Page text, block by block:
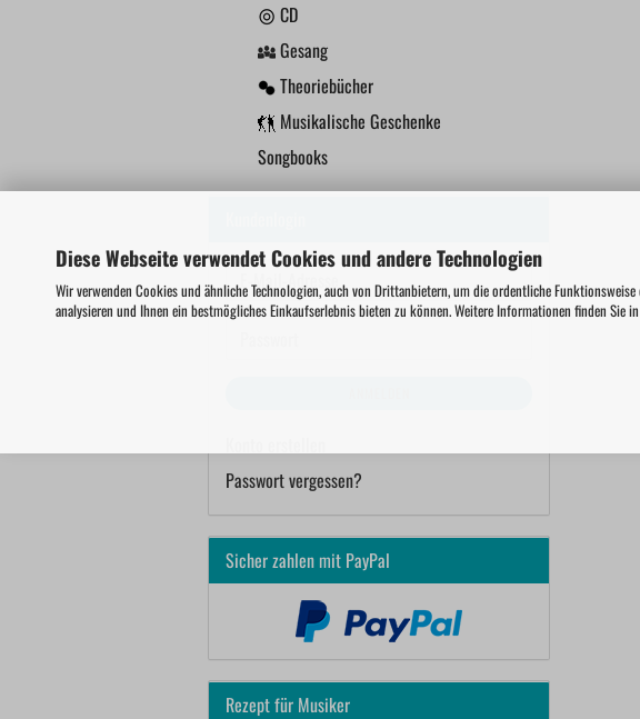
Diese Webseite verwendet Cookies und andere Technologien
Wir verwenden Cookies und ähnliche Technologien, auch von Drittanbietern, um die ordentliche
analysieren und Ihnen ein bestmögliches Einkaufserlebnis bieten zu können. Weitere Informationen finden Sie
CD
Gesang
Theoriebücher
Musikalische Geschenke
Songbooks
E-
Mail-
Passwort vergessen?
Sicher zahlen mit PayPal
Rezept für Musiker